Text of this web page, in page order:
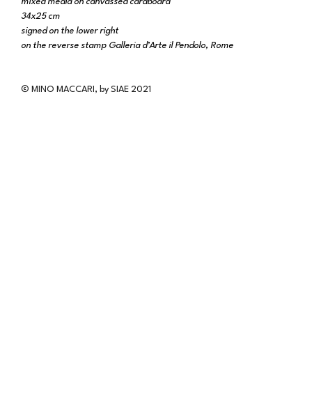
34x25 cm
signed on the lower right
on the reverse stamp Galleria d’Arte il Pendolo, Rome
© MINO MACCARI, by SIAE 2021